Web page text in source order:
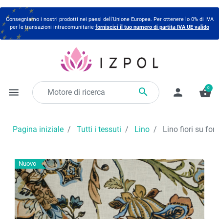
Consegniamo i nostri prodotti nei paesi dell'Unione Europea. Per ottenere lo 0% di IVA
per le transazioni intracomunitarie forniscici il tuo numero di partita IVA UE valido
menu  person shopping_basket
0
Pagina iniziale Tutti i tessuti Lino Lino fiori su
Nuovo